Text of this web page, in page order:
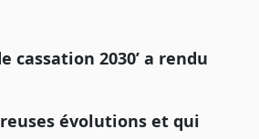
cassation 2030’ a rendu
évolutions et qui